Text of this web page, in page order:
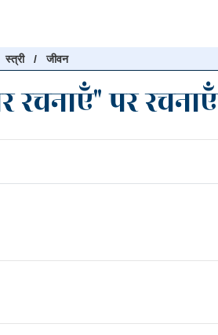
स्त्री/जीवन
रचनाएँ" पर रचनाएँ
और "खोजें" बटन पर क्लिक